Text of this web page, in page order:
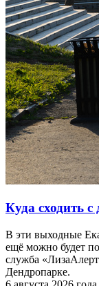
Куда сходить с
В эти выходные
ещё можно будет
служба
Дендропарке.